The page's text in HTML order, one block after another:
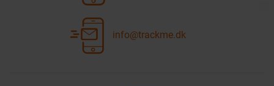
info@trackme.dk